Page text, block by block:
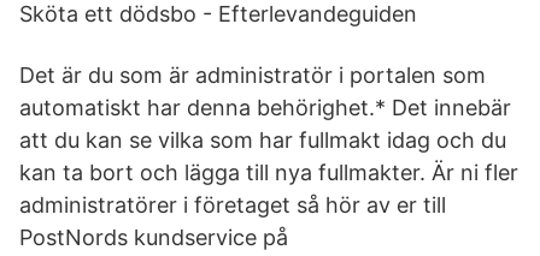
Sköta ett dödsbo - Efterlevandeguiden
Det är du som är administratör i portalen som
automatiskt har denna behörighet.* Det innebär
att du kan se vilka som har fullmakt idag och du
kan ta bort och lägga till nya fullmakter. Är ni fler
administratörer i företaget så hör av er till
PostNords kundservice på